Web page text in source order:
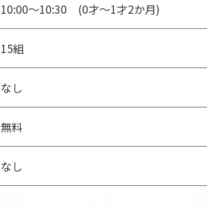
10:00～10:30 (0才～1才2か月)
15組
なし
無料
なし